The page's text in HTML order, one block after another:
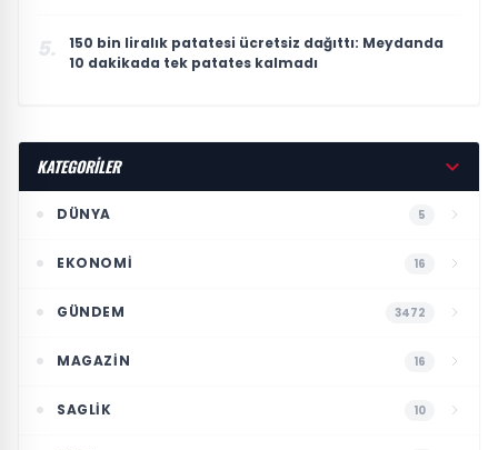
5.
150 bin liralık patatesi ücretsiz dağıttı: Meydanda
10 dakikada tek patates kalmadı
KATEGORİLER
DÜNYA 5
EKONOMI 16
GÜNDEM 3472
MAGAZIN 16
SAGLIK 10